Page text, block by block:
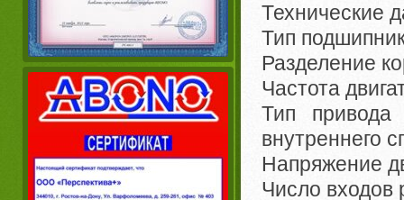
Технические
Тип
Разделение
Частота
Тип
внутреннего
Напряжение
Число входов